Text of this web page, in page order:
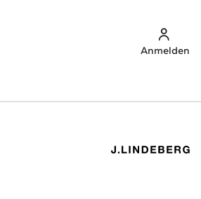
Anmelden